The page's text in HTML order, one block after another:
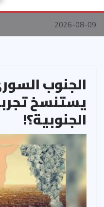
2026-08-09
الجنوب
يستنسخ
الجنوبية؟!